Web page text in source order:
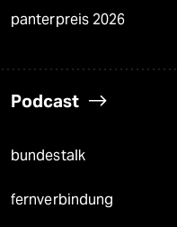
panterpreis 2026
Podcast
bundestalk
fernverbindung